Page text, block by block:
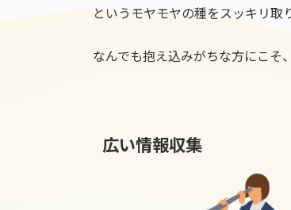
というモヤモヤの種をスッキリ取
なんでも抱え込みがちな方にこそ
広い情報収集